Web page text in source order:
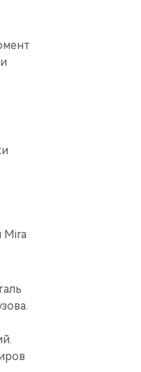
Mira